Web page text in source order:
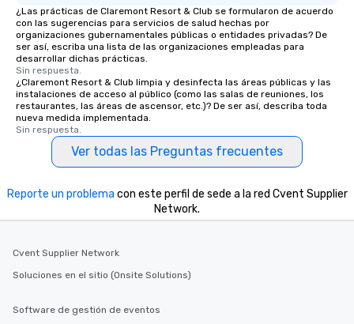
¿Las prácticas de Claremont Resort & Club se formularon de acuerdo
con las sugerencias para servicios de salud hechas por
organizaciones gubernamentales públicas o entidades privadas? De
ser así, escriba una lista de las organizaciones empleadas para
desarrollar dichas prácticas.
Sin respuesta.
¿Claremont Resort & Club limpia y desinfecta las áreas públicas y las
instalaciones de acceso al público (como las salas de reuniones, los
restaurantes, las áreas de ascensor, etc.)? De ser así, describa toda
nueva medida implementada.
Sin respuesta.
Ver todas las Preguntas frecuentes
Reporte un problema con este perfil de sede a la red Cvent Supplier
Network.
Cvent Supplier Network
Soluciones en el sitio (Onsite Solutions)
Software de gestión de eventos